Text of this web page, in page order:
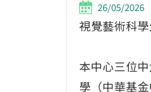
26/05/2026
視覺藝術科
本中心三位
學（中華基